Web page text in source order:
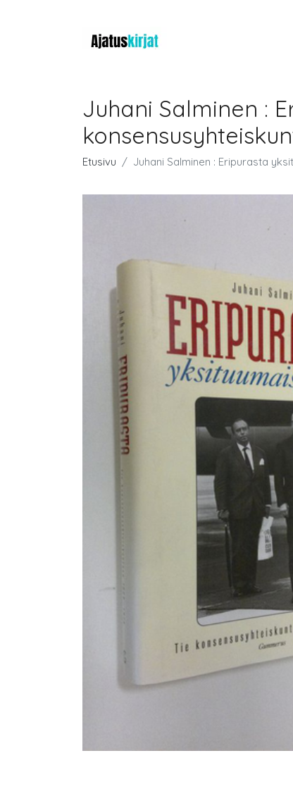
Juhani Salminen :
Etusivu Juhani Salminen : Eripurasta